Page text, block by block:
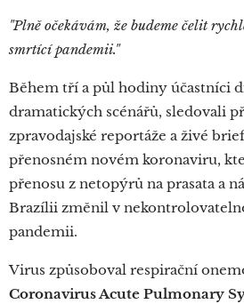
"Plně očekávám, že budeme čelit
smrtící pandemii."
Během tří a půl hodiny účastníci
dramatických scénářů, sledovali
zpravodajské reportáže a živé
přenosném novém koronaviru,
přenosu z netopýrů na prasata a
Brazílii změnil v
pandemii.
Virus způsoboval respirační
Coronavirus Acute Pulmonary